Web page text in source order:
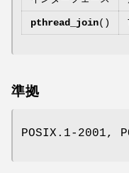
pthread_join()
準拠
POSIX.1-2001,